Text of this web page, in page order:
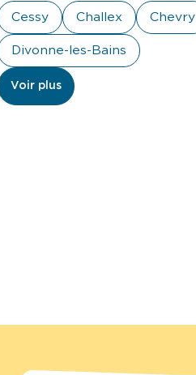
Cessy Challex Chevry
Divonne-les-Bains
Voir plus